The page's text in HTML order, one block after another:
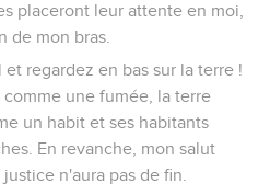
placeront leur attente en moi,
de mon bras.
regardez en bas sur la terre !
une fumée, la terre
un habit et ses habitants
En revanche, mon salut
n'aura pas de fin.